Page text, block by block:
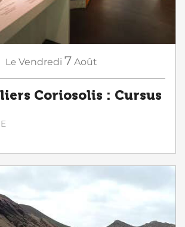
Le Vendredi 7 Août
Coriosolis : Cursus